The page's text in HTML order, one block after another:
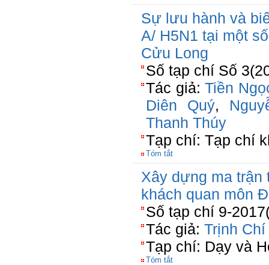
Sự lưu hành và
A/ H5N1 tại một
Cửu Long
Số tạp chí Số
Tác giả:Tiền
Diên Quý,
Thanh Thúy
Tạp chí: Tạp chí
Tóm tắt
Xây dựng ma trận
khách quan môn
Số tạp chí 9-
Tác giả: Trịnh
Tạp chí: Dạy và
Tóm tắt